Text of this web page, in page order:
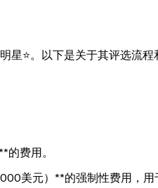
⭐。以下是关于其评选流程
费用。
美元）**的强制性费用，用